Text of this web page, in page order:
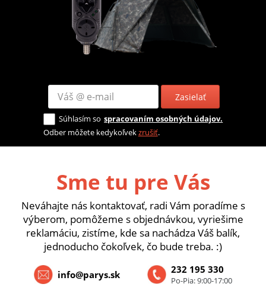
Zasielať
Súhlasím so spracovaním osobných údajov.
Odber môžete kedykoľvekzrušiť.
Sme tu pre Vás
Neváhajte nás kontaktovať, radi Vám poradíme s
výberom, pomôžeme s objednávkou, vyriešime
reklamáciu, zistíme, kde sa nachádza Váš balík,
jednoducho čokoľvek, čo bude treba. :)
232 195 330
Po-Pia: 9:00-17:00
info@parys.sk